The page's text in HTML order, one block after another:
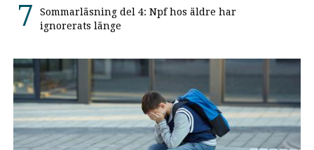
Sommarläsning del 4: Npf hos äldre har
ignorerats länge